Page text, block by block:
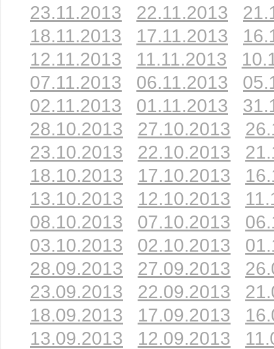
23.11.2013
22.11.2013
18.11.2013
17.11.2013
12.11.2013
11.11.2013
07.11.2013
06.11.2013
02.11.2013
01.11.2013
28.10.2013
27.10.2013
23.10.2013
22.10.2013
18.10.2013
17.10.2013
13.10.2013
12.10.2013
08.10.2013
07.10.2013
03.10.2013
02.10.2013
28.09.2013
27.09.2013
23.09.2013
22.09.2013
18.09.2013
17.09.2013
13.09.2013
12.09.2013